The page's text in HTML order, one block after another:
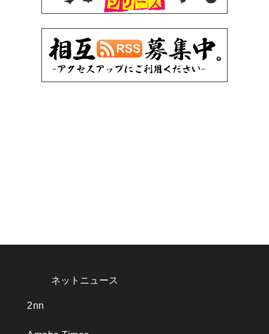
ネットニュース
2nn